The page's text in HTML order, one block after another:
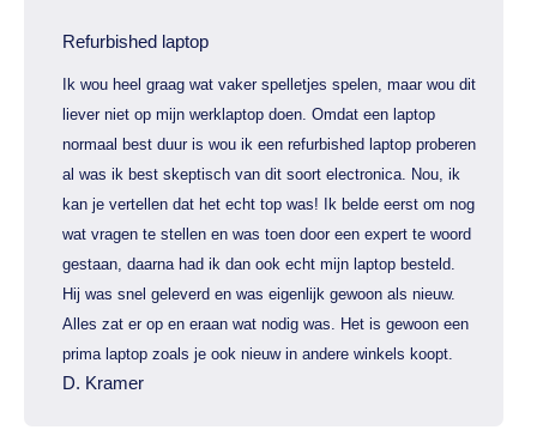
Refurbished laptop
Ik wou heel graag wat vaker spelletjes spelen, maar wou dit
liever niet op mijn werklaptop doen. Omdat een laptop
normaal best duur is wou ik een refurbished laptop proberen
al was ik best skeptisch van dit soort electronica. Nou, ik
kan je vertellen dat het echt top was! Ik belde eerst om nog
wat vragen te stellen en was toen door een expert te woord
gestaan, daarna had ik dan ook echt mijn laptop besteld.
Hij was snel geleverd en was eigenlijk gewoon als nieuw.
Alles zat er op en eraan wat nodig was. Het is gewoon een
prima laptop zoals je ook nieuw in andere winkels koopt.
D. Kramer